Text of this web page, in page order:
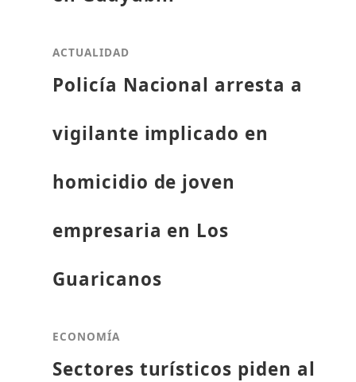
ACTUALIDAD
Policía Nacional arresta a
vigilante implicado en
homicidio de joven
empresaria en Los
Guaricanos
ECONOMÍA
Sectores turísticos piden al